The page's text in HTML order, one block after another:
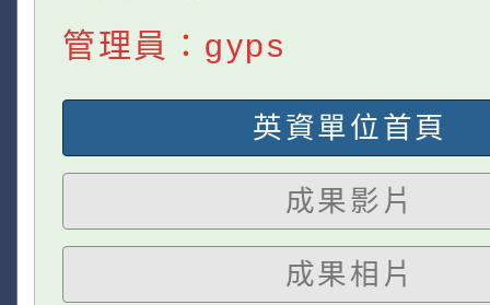
管理員：gyps
英資單位首頁
成果影片
成果相片